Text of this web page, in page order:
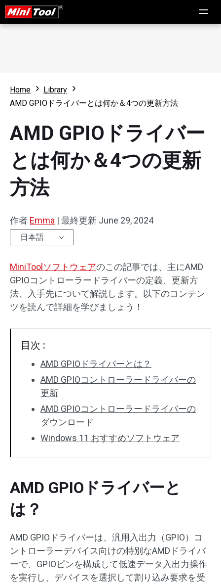
Home
Library
AMD GPIOドライバーとは何か＆4つの更新方法
AMD GPIOドライバー
とは何か＆4つの更新
方法
作者 Emma | 最終更新 June 29, 2024
日本語
MiniToolソフトウェアのこの記事では、主にAMD
GPIOコントローラードライバーの定義、更新方
法、入手先について解説します。以下のコンテン
ツを読んで詳細を学びましょう！
目次 :
AMD GPIOドライバーとは？
AMD GPIOコントローラードライバーの
更新
AMD GPIOコントローラードライバーの
ダウンロード
Windows 11 おすすめソフトウェア
AMD GPIOドライバーと
は？
AMD GPIOドライバーは、汎用入出力（GPIO）コ
ントローラーデバイス向けの特別なAMDドライバ
ーで、GPIOピンを構成して低速データ入出力操作
を実行し、デバイスを選択して割り込み要求を受